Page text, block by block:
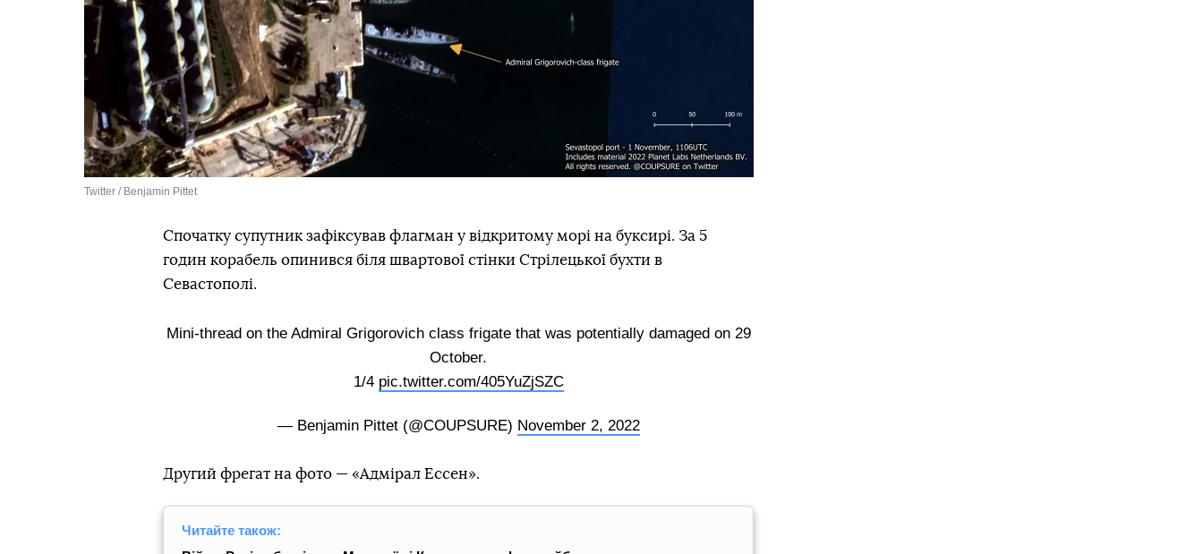
Twitter / Benjamin Pittet
Спочатку супутник зафіксував флагман у відкритому морі на буксирі. За 5
годин корабель опинився біля швартової стінки Стрілецької бухти в
Севастополі.
Mini-thread on the Admiral Grigorovich class frigate that was potentially damaged on 29
October.
1/4 pic.twitter.com/405YuZjSZC
— Benjamin Pittet (@COUPSURE) November 2, 2022
Другий фрегат на фото — «Адмірал Ессен».
Читайте також: